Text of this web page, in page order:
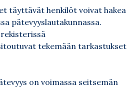
täyttävät henkilöt voivat hakea
pätevyyslautakunnassa.
tekemään tarkastukset
on voimassa seitsemän